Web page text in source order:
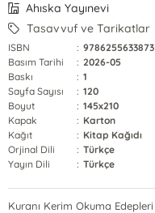
Ahıska Yayınevi
Tasavvuf ve Tarikatlar
ISBN : 9786255633873
Basım Tarihi
: 2026-05
Baskı
: 1
Sayfa Sayısı
: 120
Boyut
: 145x210
Kapak
: Karton
Kağıt
: Kitap Kağıdı
Orjinal Dili
: Türkçe
Yayın Dili
: Türkçe
Kuranı Kerim Okuma Edepleri